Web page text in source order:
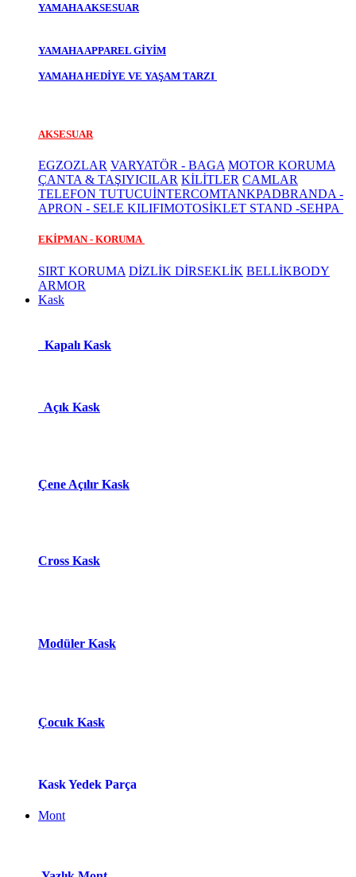
YAMAHA AKSESUAR
YAMAHA APPAREL GİYİM
YAMAHA HEDİYE VE YAŞAM TARZI
AKSESUAR
EGZOZLAR VARYATÖR - BAGA MOTOR KORUMA
ÇANTA & TAŞIYICILAR KİLİTLER CAMLAR
TELEFON TUTUCUİNTERCOMTANKPADBRANDA -
APRON - SELE KILIFIMOTOSİKLET STAND -SEHPA
EKİPMAN - KORUMA
SIRT KORUMA DİZLİK DİRSEKLİK BELLİKBODY
ARMOR
Kask
Kapalı Kask
Açık Kask
Çene Açılır Kask
Cross Kask
Modüle​r Ka​s​k
Çocuk Kask
Kask Yedek Parça
Mont